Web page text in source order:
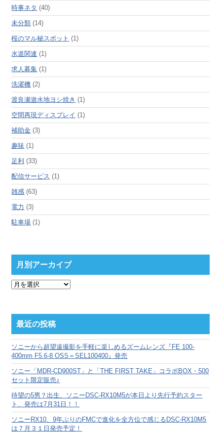
時事ネタ (40)
未分類 (14)
桜のマル秘スポット (1)
水道関連 (1)
求人募集 (1)
洗濯機 (2)
渡良瀬遊水地ヨシ焼き (1)
空間再現ディスプレイ (1)
補助金 (3)
趣味 (1)
足利 (33)
配信サービス (1)
雑感 (63)
電力 (3)
駐車場 (1)
月別アーカイブ
月
ー
カ
ブ
最近の投稿
ソニーから超望遠撮影を手軽に楽しめるズームレンズ『FE 100-
400mm F5.6-8 OSS＝SEL100400』発売
ソニー「MDR-CD900ST」と「THE FIRST TAKE」コラボBOX・500
セット限定販売♪
待望の5男？出生、ソニーDSC-RX10M5が本日より先行予約スター
ト、発売は7月31日！！
ソニーRX10、9年ぶりのFMCで進化を全方位で感じるDSC-RX10M5
は７月３１日発売予定！